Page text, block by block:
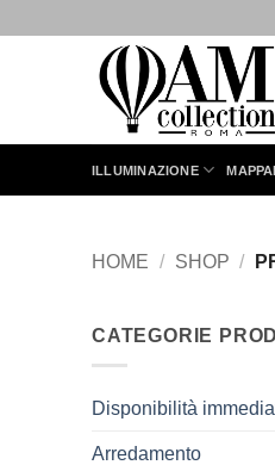
ILLUMINAZIONE
HOME / SHOP /
CATEGORIE
Disponibilità
Arredamento